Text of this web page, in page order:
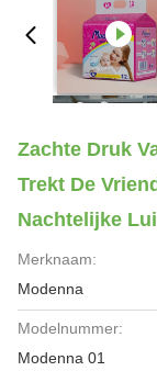
Zachte Druk
Trekt De
Nachtelijke
Merknaam:
Modenna
Modelnummer:
Modenna 01